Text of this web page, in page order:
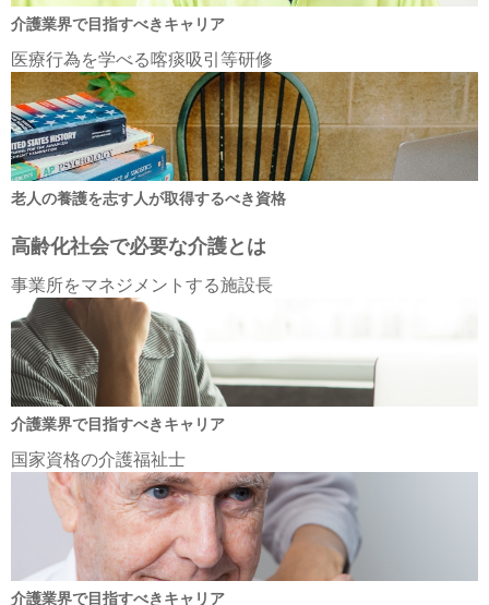
介護業界で目指すべきキャリア
医療行為を学べる喀痰吸引等研修
老人の養護を志す人が取得するべき資格
高齢化社会で必要な介護とは
事業所をマネジメントする施設長
介護業界で目指すべきキャリア
国家資格の介護福祉士
介護業界で目指すべきキャリア